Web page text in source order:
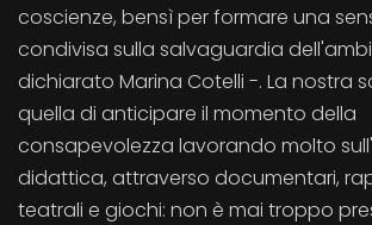
coscienze, bensì per formare una
condivisa sulla salvaguardia
dichiarato Marina Cotelli -. La nostra
quella di anticipare il momento della
consapevolezza lavorando molto
didattica, attraverso documentari,
teatrali e giochi: non è mai troppo